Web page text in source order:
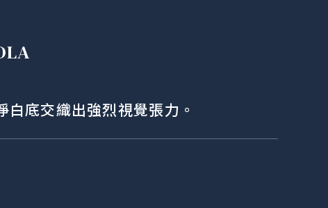
底交織出強烈視覺張力。